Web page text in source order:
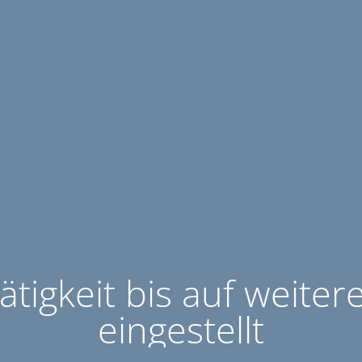
bis auf
eingestellt